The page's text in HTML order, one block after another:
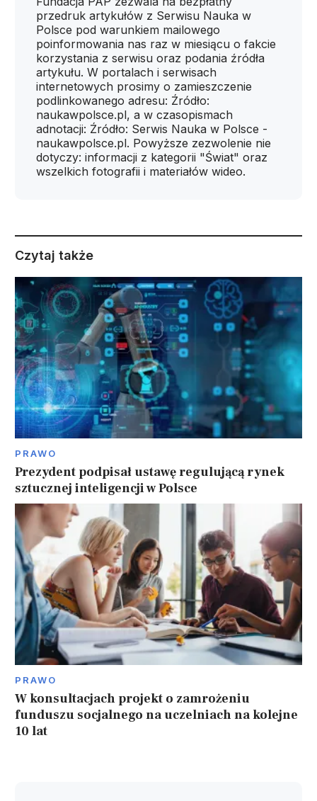
przedruk artykułów z Serwisu Nauka w
Polsce pod warunkiem mailowego
poinformowania nas raz w miesiącu o fakcie
korzystania z serwisu oraz podania źródła
artykułu. W portalach i serwisach
internetowych prosimy o zamieszczenie
podlinkowanego adresu: Źródło:
naukawpolsce.pl, a w czasopismach
adnotacji: Źródło: Serwis Nauka w Polsce -
naukawpolsce.pl. Powyższe zezwolenie nie
dotyczy: informacji z kategorii "Świat" oraz
wszelkich fotografii i materiałów wideo.
Czytaj także
PRAWO
Prezydent podpisał ustawę regulującą rynek
sztucznej inteligencji w Polsce
PRAWO
W konsultacjach projekt o zamrożeniu
funduszu socjalnego na uczelniach na kolejne
10 lat